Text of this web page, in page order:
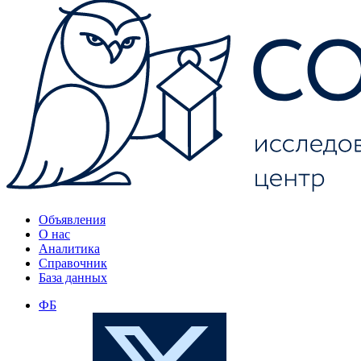
Объявления
О нас
Аналитика
Справочник
База данных
ФБ